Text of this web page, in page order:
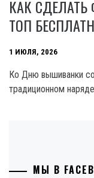
КАК
ТОП
1 ИЮЛЯ, 2026
Ко Дню вышиванки
традиционном
МЫ В